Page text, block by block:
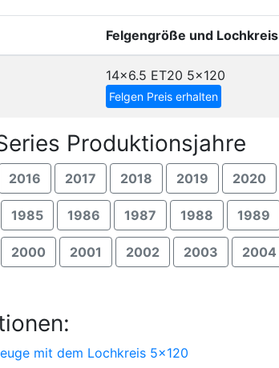
Felgengröße und Lochkreis
14x6.5 ET20 5x120
Felgen Preis erhalten
Produktionsjahre
2016 2017 2018 2019 2020
1985 1986 1987 1988 1989
2000 2001 2002 2003 2004
mit dem Lochkreis 5x120